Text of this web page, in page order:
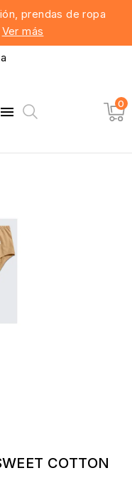
prendas de ropa
Ver más
 0
COTTON